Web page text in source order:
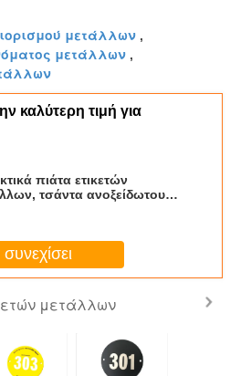
μετάλλων ,
μετάλλων ,
καλύτερη τιμή για
πιάτα ετικετών
τσάντα ανοξείδωτου ή
μετάλλων